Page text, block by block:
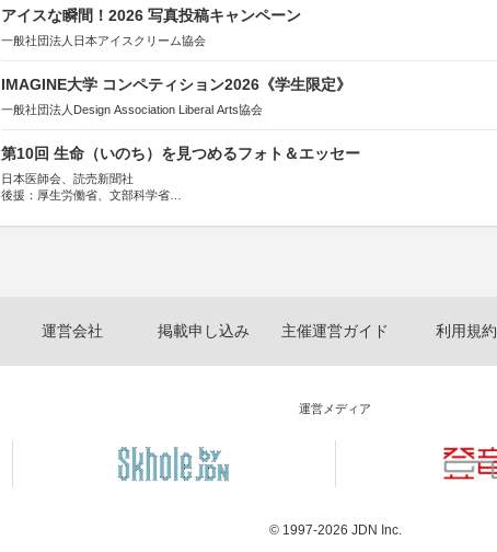
アイスな瞬間！2026 写真投稿キャンペーン
一般社団法人日本アイスクリーム協会
IMAGINE大学 コンペティション2026《学生限定》
一般社団法人Design Association Liberal Arts協会
第10回 生命（いのち）を見つめるフォト＆エッセー
日本医師会、読売新聞社
後援：厚生労働省、文部科学省
運営会社 掲載申し込み 主催運営ガイド 利用規約
運営メディア
© 1997-2026 JDN Inc.